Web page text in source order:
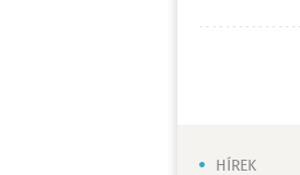
HÍREK